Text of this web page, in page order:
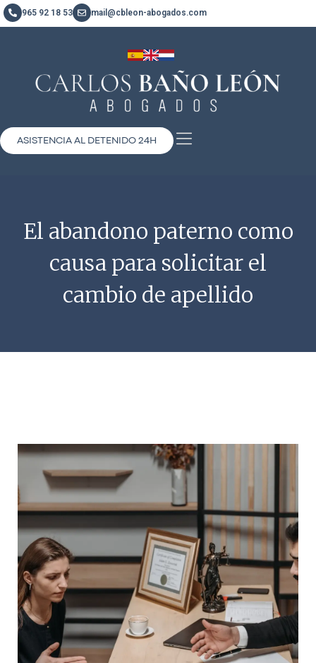
965 92 18 53 mail@cbleon-abogados.com
ASISTENCIA AL DETENIDO 24H
El abandono paterno como
causa para solicitar el
cambio de apellido